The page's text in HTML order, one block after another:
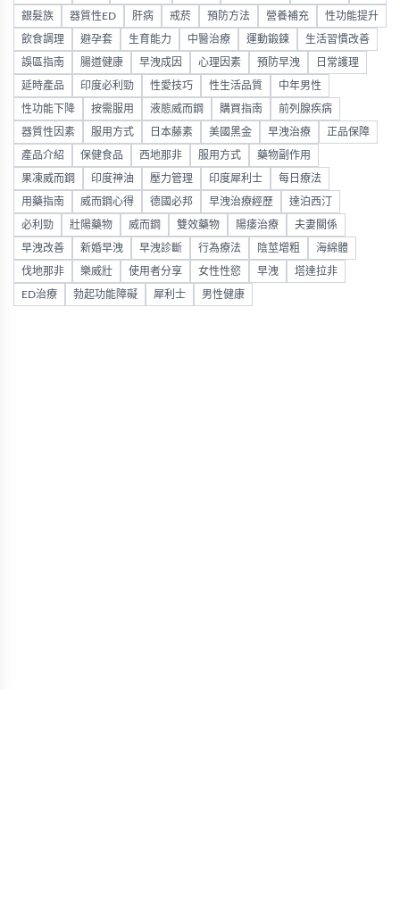
銀髮族 器質性ED 肝病 戒菸 預防方法 營養補充 性功能提升
飲食調理 避孕套 生育能力 中醫治療 運動鍛鍊 生活習慣改善
誤區指南 腸道健康 早洩成因 心理因素 預防早洩 日常護理
延時產品 印度必利勁 性愛技巧 性生活品質 中年男性
性功能下降 按需服用 液態威而鋼 購買指南 前列腺疾病
器質性因素 服用方式 日本藤素 美國黑金 早洩治療 正品保障
產品介紹 保健食品 西地那非 服用方式 藥物副作用
果凍威而鋼 印度神油 壓力管理 印度犀利士 每日療法
用藥指南 威而鋼心得 德國必邦 早洩治療經歷 達泊西汀
必利勁 壯陽藥物 威而鋼 雙效藥物 陽痿治療 夫妻關係
早洩改善 新婚早洩 早洩診斷 行為療法 陰莖增粗 海綿體
伐地那非 樂威壯 使用者分享 女性性慾 早洩 塔達拉非
ED治療 勃起功能障礙 犀利士 男性健康